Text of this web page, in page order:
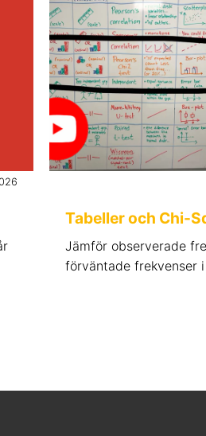
Tabeller och Chi-
Jämför observerade
förväntade frekvenser